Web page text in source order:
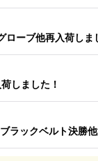
ーブ他再入荷しま
しました！
ラックベルト決勝